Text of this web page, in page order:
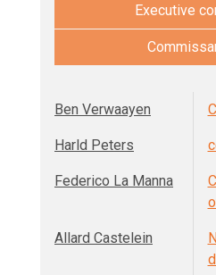
Executive
Ben Verwaayen
Harld Peters
Federico La Manna
Allard Castelein